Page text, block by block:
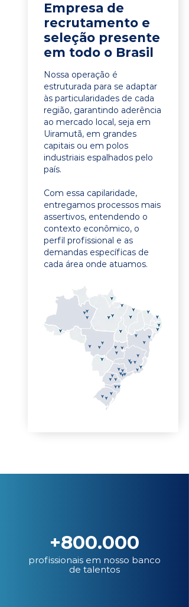
Empresa de
recrutamento e
seleção presente
em todo o Brasil
Nossa operação é
estruturada para se adaptar
às particularidades de cada
região, garantindo aderência
ao mercado local, seja em
Uiramutã, em grandes
capitais ou em polos
industriais espalhados pelo
país.
Com essa capilaridade,
entregamos processos mais
assertivos, entendendo o
contexto econômico, o
perfil profissional e as
demandas específicas de
cada área onde atuamos.
+800.000
profissionais em nosso banco
de talentos